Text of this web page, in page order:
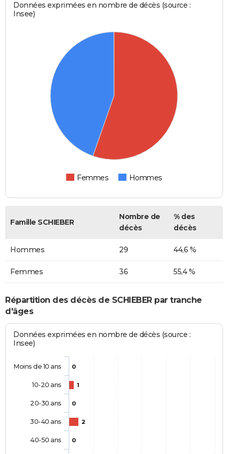
Données exprimées en nombre de décès (source :
Insee)
Femmes Hommes
Famille SCHIEBER
Nombre de
décès
% des
décès
Hommes 29 44,6 %
Femmes 36 55,4 %
Répartition des décès de SCHIEBER par tranche
d'âges
Données exprimées en nombre de décès (source :
Insee)
0
1
0
2
0
Moins de 10 ans
10-20 ans
20-30 ans
30-40 ans
40-50 ans